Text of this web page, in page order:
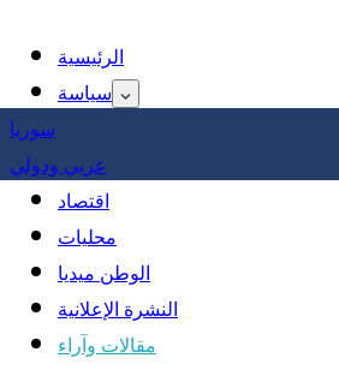
الرئيسية
سياسة
سوريا
عربي ودولي
اقتصاد
محليات
الوطن ميديا
النشرة الإعلانية
مقالات وآراء